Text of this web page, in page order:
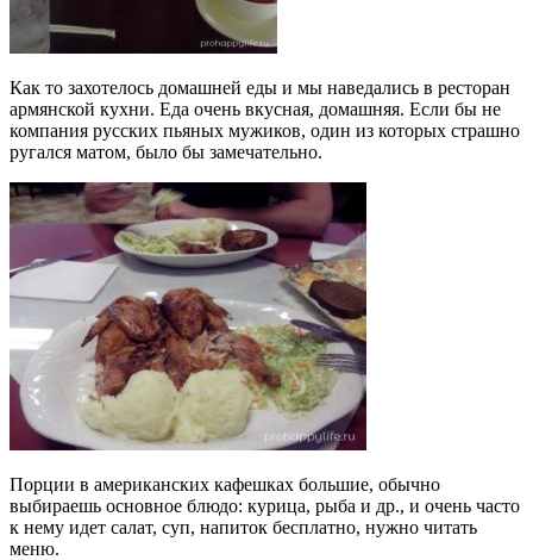
Как то захотелось домашней еды и мы наведались в ресторан
армянской кухни. Еда очень вкусная, домашняя. Если бы не
компания русских пьяных мужиков, один из которых страшно
ругался матом, было бы замечательно.
Порции в американских кафешках большие, обычно
выбираешь основное блюдо: курица, рыба и др., и очень часто
к нему идет салат, суп, напиток бесплатно, нужно читать
меню.